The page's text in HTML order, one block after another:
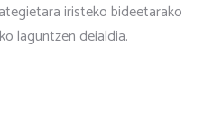
iristeko bideetarako
laguntzen deialdia.